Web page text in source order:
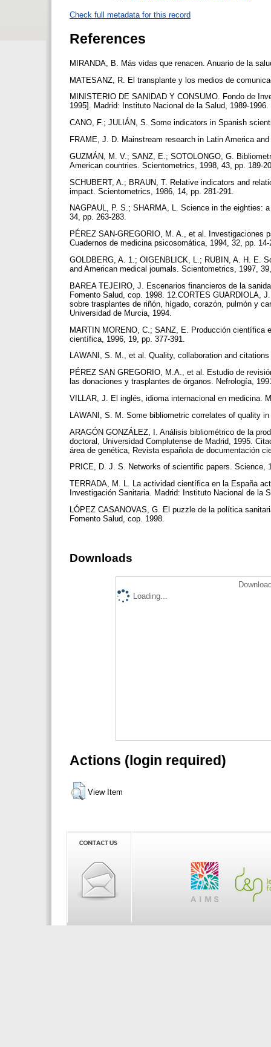
Check full metadata for this record
References
MIRANDA, B. Más vidas que renacen. Anuario de la
MATESANZ, R. El transplante y los medios de
MINISTERIO DE SANIDAD Y CONSUMO. Fondo de
1995]. Madrid: Instituto Nacional de la Salud, 1989-1996.
CANO, F.; JULIÁN, S. Some indicators in Spanish
FRAME, J. D. Mainstream research in Latin America
GUZMÁN, M. V.; SANZ, E.; SOTOLONGO, G.
American countries. Scientometrics, 1998, 43, pp. 189-
SCHUBERT, A.; BRAUN, T. Relative indicators and
impact. Scientometrics, 1986, 14, pp. 281-291.
NAGPAUL, P. S.; SHARMA, L. Science in the eighties:
34, pp. 263-283.
PÉREZ SAN-GREGORIO, M. A., et al. Investigaciones
Cuadernos de medicina psicosomática, 1994, 32, pp.
GOLDBERG, A. 1.; OIGENBLICK, L.; RUBIN, A. H. E.
and American medical joumals. Scientometrics, 1997,
BAREA TEJEIRO, J. Escenarios financieros de la
Fomento Salud, cop. 1998. 12.CORTES GUARDIOLA,
sobre trasplantes de riñón, hígado, corazón, pulmón y
Universidad de Murcia, 1994.
MARTIN MORENO, C.; SANZ, E. Producción científica
científica, 1996, 19, pp. 377-391.
LAWANI, S. M., et al. Quality, collaboration and
PÉREZ SAN GREGORIO, M.A., et al. Estudio de
las donaciones y trasplantes de órganos. Nefrología,
VILLAR, J. El inglés, idioma internacional en medicina.
LAWANI, S. M. Some bibliometric correlates of quality
ARAGÓN GONZÁLEZ, I. Análisis bibliométrico de la
doctoral, Universidad Complutense de Madrid, 1995.
área de genética, Revista española de documentación
PRICE, D. J. S. Networks of scientific papers. Science,
TERRADA, M. L. La actividad científica en la España
Investigación Sanitaria. Madrid: Instituto Nacional de la
LÓPEZ CASANOVAS, G. El puzzle de la política
Fomento Salud, cop. 1998.
Downloads
Loading...
Actions (login required)
View Item